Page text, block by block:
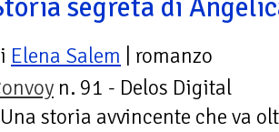
segreta di
Elena Salem | romanzo
n. 91 - Delos Digital
storia avvincente che va